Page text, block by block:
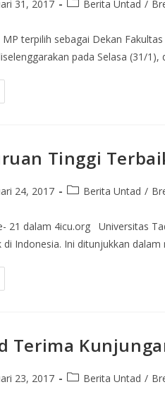
31, 2017 Berita Untad /
terpilih sebagai Dekan
pada Selasa (31/
Tinggi
24, 2017 Berita Untad /
21 dalam 4icu.org Universitas
Indonesia. Ini ditunjukkan
Terima
23, 2017 Berita Untad /